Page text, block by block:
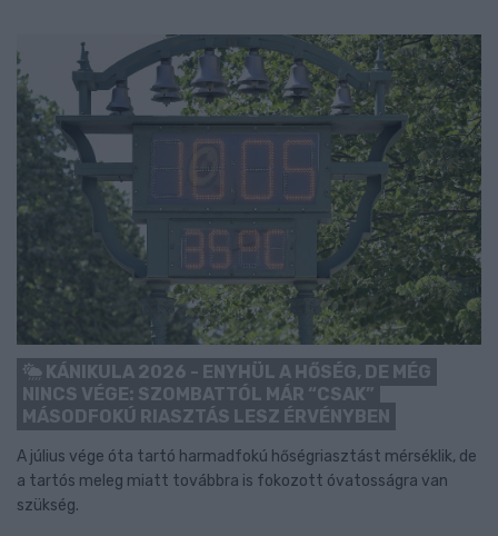
KÁNIKULA 2026 - ENYHÜL A HŐSÉG, DE MÉG
NINCS VÉGE: SZOMBATTÓL MÁR “CSAK”
MÁSODFOKÚ RIASZTÁS LESZ ÉRVÉNYBEN
A július vége óta tartó harmadfokú hőségriasztást mérséklik, de
a tartós meleg miatt továbbra is fokozott óvatosságra van
szükség.